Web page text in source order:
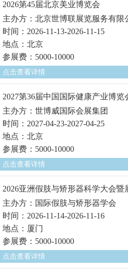
2026第45届北京美业博览会
主办方：北京世博联展览服务有限
时间：2026-11-13-2026-11-15
地点：北京
参展费：5000-10000
点击查看详情
2027第36届中国国际健康产业博览
主办方：世博威国际会展集团
时间：2027-04-23-2027-04-25
地点：北京
参展费：5000-10000
点击查看详情
2026亚洲假肢与矫形器科学大会暨
主办方：国际假肢与矫形器学会
时间：2026-11-14-2026-11-16
地点：厦门
参展费：5000-10000
点击查看详情